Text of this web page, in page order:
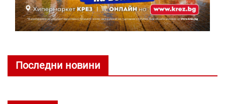
Последни новини